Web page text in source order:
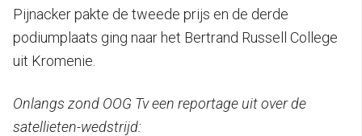
Pijnacker pakte de tweede prijs en de derde
podiumplaats ging naar het Bertrand Russell College
uit Kromenie.
Onlangs zond OOG Tv een reportage uit over de
satellieten-wedstrijd: